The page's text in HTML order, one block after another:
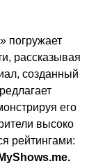
погружает
рассказывая
созданный
его
высоко
рейтингами: